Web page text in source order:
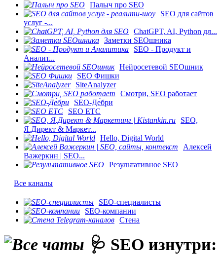
Палыч про SEO
SEO для сайтов
услуг -...
ChatGPT, AI, Python дл...
Заметки SEOшника
SEO - Продукт и
Аналит...
Нейросетевой SEOшник
SEO Фишки
SiteAnalyzer
Смотри, SEO работает
SEO-Де́бри
SEO ETC
SEO,
Я.Директ & Маркет...
Hello, Digital World
Алексей
Важеркин | SEO...
Результативное SEO
Все каналы
SEO-специалисты
SEO-компании
Стена
🩺 SEO изнутри: